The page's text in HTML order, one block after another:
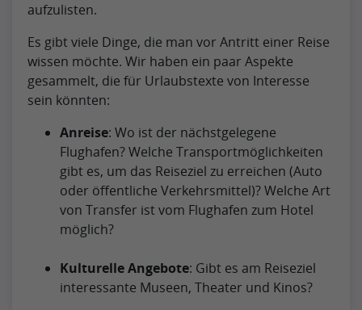
aufzulisten.
Es gibt viele Dinge, die man vor Antritt einer Reise
wissen möchte. Wir haben ein paar Aspekte
gesammelt, die für Urlaubstexte von Interesse
sein könnten:
Anreise: Wo ist der nächstgelegene
Flughafen? Welche Transportmöglichkeiten
gibt es, um das Reiseziel zu erreichen (Auto
oder öffentliche Verkehrsmittel)? Welche Art
von Transfer ist vom Flughafen zum Hotel
möglich?
Kulturelle Angebote: Gibt es am Reiseziel
interessante Museen, Theater und Kinos?